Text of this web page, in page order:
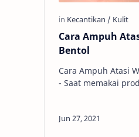
Cara Ampuh
Bentol
Cara Ampuh Atasi
- Saat memakai